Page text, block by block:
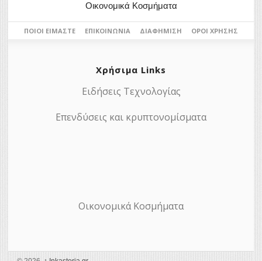
Οικονομικά Κοσμήματα
ΠΟΙΟΙ ΕΊΜΑΣΤΕ ΕΠΙΚΟΙΝΩΝΊΑ ΔΙΑΦΉΜΙΣΗ ΌΡΟΙ ΧΡΉΣΗΣ
Χρήσιμα Links
Ειδήσεις Τεχνολογίας
Επενδύσεις και κρυπτονομίσματα
Οικονομικά Κοσμήματα